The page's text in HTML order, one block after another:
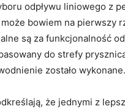
odpływu liniowego z
bowiem na pierwszy
są za funkcjonalność
do strefy
zostało
że jednymi z